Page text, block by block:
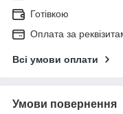
Готівкою
Оплата за
Всі умови оплати
Умови повернення